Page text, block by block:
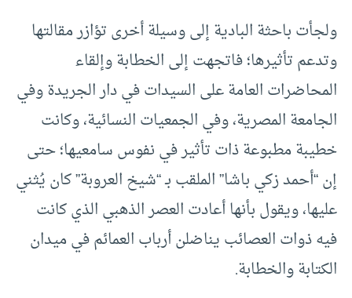
ولجأت باحثة البادية إلى وسيلة أخرى تؤازر مقالتها
وتدعم تأثيرها؛ فاتجهت إلى الخطابة وإلقاء
المحاضرات العامة على السيدات في دار الجريدة وفي
الجامعة المصرية، وفي الجمعيات النسائية، وكانت
خطيبة مطبوعة ذات تأثير في نفوس سامعيها؛ حتى
إن “أحمد زكي باشا” الملقب بـ “شيخ العروبة” كان يُثني
عليها، ويقول بأنها أعادت العصر الذهبي الذي كانت
فيه ذوات العصائب يناضلن أرباب العمائم في ميدان
الكتابة والخطابة.